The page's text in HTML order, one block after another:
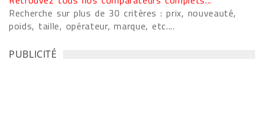
Recherche sur plus de 30 critères : prix, nouveauté,
poids, taille, opérateur, marque, etc....
PUBLICITÉ